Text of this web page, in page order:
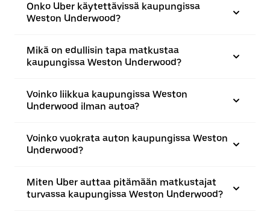
Onko Uber käytettävissä kaupungissa
Weston Underwood?
Mikä on edullisin tapa matkustaa
kaupungissa Weston Underwood?
Voinko liikkua kaupungissa Weston
Underwood ilman autoa?
Voinko vuokrata auton kaupungissa Weston
Underwood?
Miten Uber auttaa pitämään matkustajat
turvassa kaupungissa Weston Underwood?